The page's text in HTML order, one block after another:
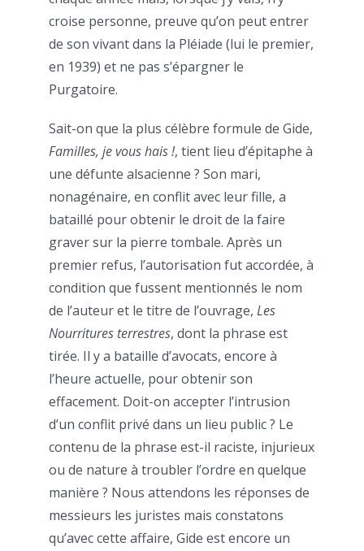
croise personne, preuve qu’on peut entrer
de son vivant dans la Pléiade (lui le premier,
en 1939) et ne pas s’épargner le
Purgatoire.
Sait-on que la plus célèbre formule de Gide,
Familles, je vous hais !, tient lieu d’épitaphe à
une défunte alsacienne ? Son mari,
nonagénaire, en conflit avec leur fille, a
bataillé pour obtenir le droit de la faire
graver sur la pierre tombale. Après un
premier refus, l’autorisation fut accordée, à
condition que fussent mentionnés le nom
de l’auteur et le titre de l’ouvrage, Les
Nourritures terrestres, dont la phrase est
tirée. Il y a bataille d’avocats, encore à
l’heure actuelle, pour obtenir son
effacement. Doit-on accepter l’intrusion
d’un conflit privé dans un lieu public ? Le
contenu de la phrase est-il raciste, injurieux
ou de nature à troubler l’ordre en quelque
manière ? Nous attendons les réponses de
messieurs les juristes mais constatons
qu’avec cette affaire, Gide est encore un